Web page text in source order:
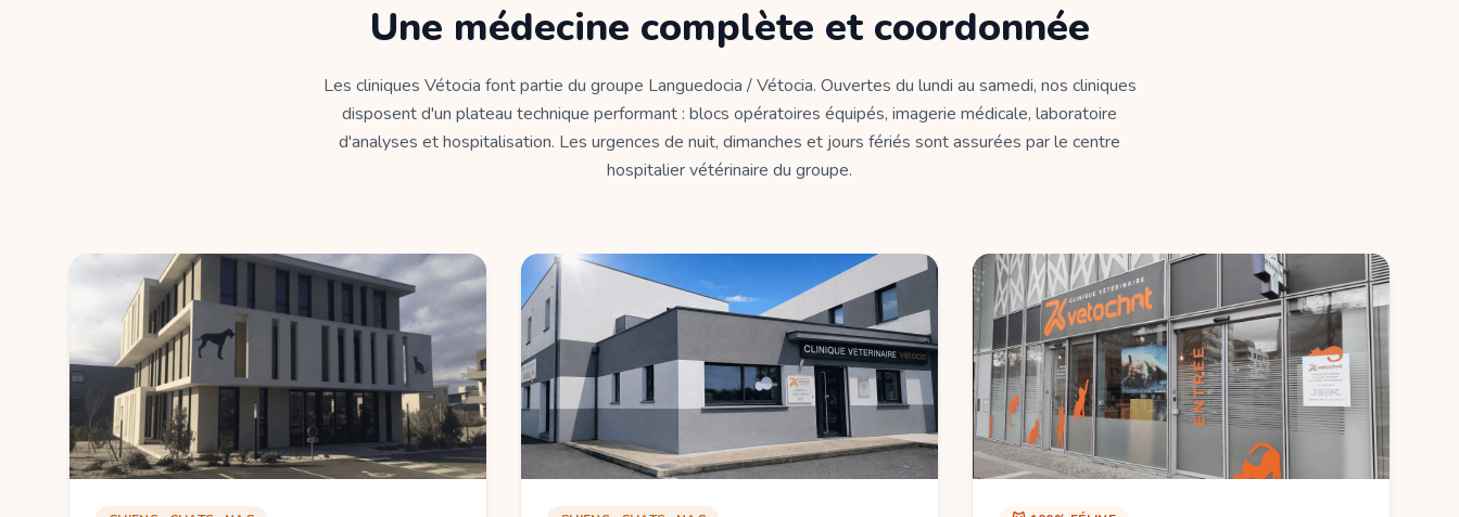
Une médecine complète et coordonnée
Les cliniques Vétocia font partie du groupe Languedocia / Vétocia. Ouvertes du lundi au samedi, nos cliniques
disposent d'un plateau technique performant : blocs opératoires équipés, imagerie médicale, laboratoire
d'analyses et hospitalisation. Les urgences de nuit, dimanches et jours fériés sont assurées par le centre
hospitalier vétérinaire du groupe.